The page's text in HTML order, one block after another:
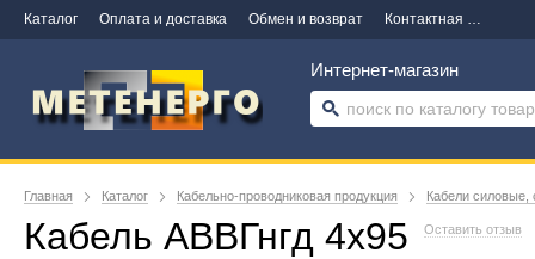
Каталог Оплата и доставка Обмен и возврат Контактная информация
Интернет-магазин
Главная Каталог Кабельно-проводниковая продукция Кабели силовые,
Кабель АВВГнгд 4х95 Оставить отзыв